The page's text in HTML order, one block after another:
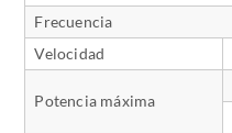
Frecuencia
Velocidad
Potencia máxima